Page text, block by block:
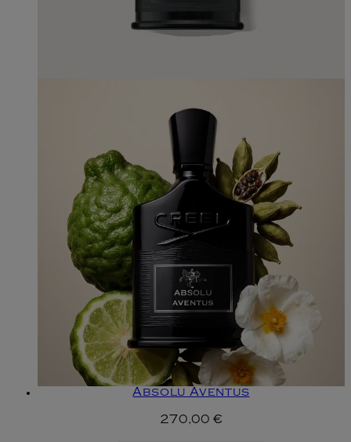
Absolu Aventus
270,00 €